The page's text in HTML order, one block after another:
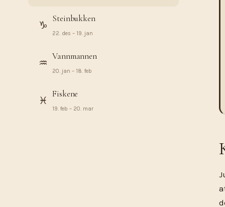
♑︎
Steinbukken
22. des – 19. jan
♒︎
Vannmannen
20. jan – 18. feb
♓︎
Fiskene
19. feb – 20. mar